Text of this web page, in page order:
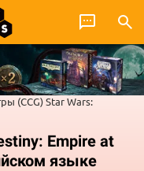
(CCG)Star Wars:
Empire at
языке